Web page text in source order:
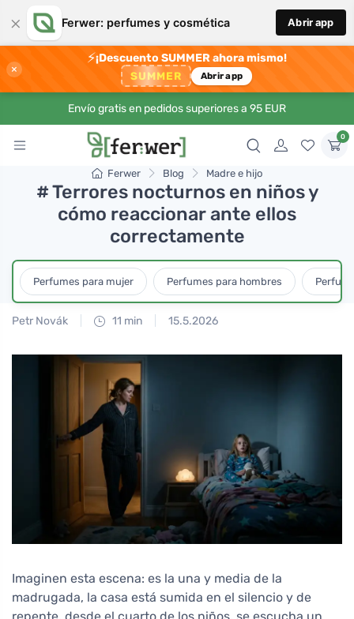
× Ferwer: perfumes y cosmética Abrir app
×
⚡¡Descuento SUMMER ahora mismo!
SUMMER Abrir app
Envío gratis en pedidos superiores a 95 EUR
0
Ferwer Blog Madre e hijo
# Terrores nocturnos en niños y
cómo reaccionar ante ellos
correctamente
Perfumes para mujer Perfumes para hombres
Petr Novák 11 min 15.5.2026
Imaginen esta escena: es la una y media de la
madrugada, la casa está sumida en el silencio y de